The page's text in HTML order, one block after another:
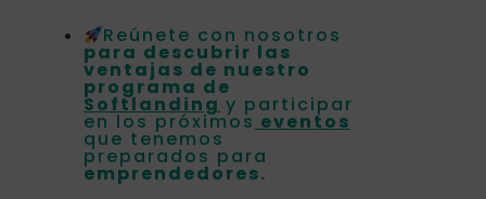
Reúnete con nosotros
para descubrir las
ventajas de nuestro
programa de
Softlanding y participar
en los próximos eventos
que tenemos
preparados para
emprendedores.